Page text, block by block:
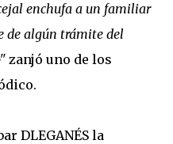
enchufa a un familiar
de algún trámite del
zanjó uno de los
DLEGANÉS la